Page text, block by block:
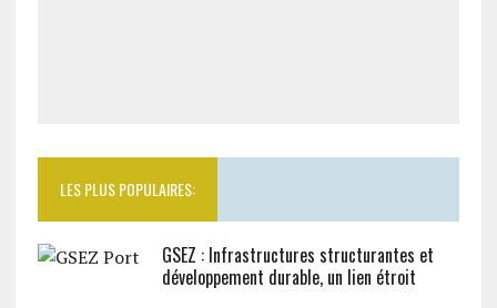
LES PLUS POPULAIRES:
GSEZ : Infrastructures structurantes et
développement durable, un lien étroit